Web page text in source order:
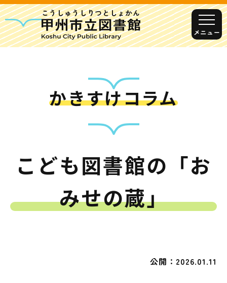
こうしゅうしりつとしょかん
メニュー
かきすけコラム
こども図書館の「お
みせの蔵」
公開：2026.01.11
甲州市図書館について
大和図書館
甘草屋敷子ども図書館
読書アニマシオン